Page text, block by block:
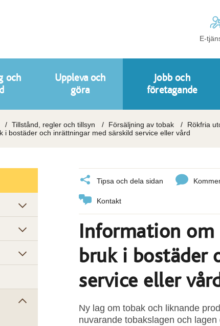
E-
och
Uppleva och
göra
Jobb och
företagande
Tillstånd, regler och tillsyn Försäljning av tobak
Rökfria
bostäder och inrättningar med särskild service eller vård
Tipsa och dela sidan
Kontakt
Information om
bruk i bostäder
service eller
Ny lag om tobak och liknande
nuvarande tobakslagen och